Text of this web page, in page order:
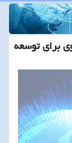
برای توسعه